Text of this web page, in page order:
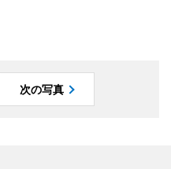
次の写真